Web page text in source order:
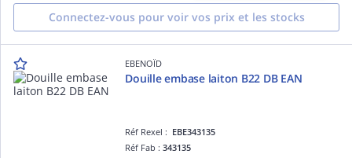
Connectez-vous pour voir vos prix et les stocks
EBENOÏD
Douille embase laiton B22 DB EAN
Réf Rexel : EBE343135
Réf Fab :343135